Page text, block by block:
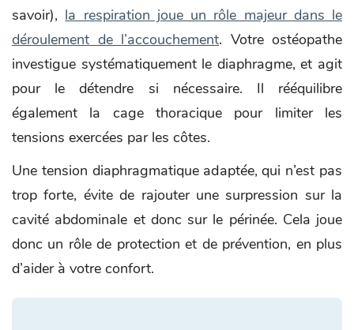
savoir), la respiration joue un rôle majeur dans le
déroulement de l’accouchement. Votre ostéopathe
investigue systématiquement le diaphragme, et agit
pour le détendre si nécessaire. Il rééquilibre
également la cage thoracique pour limiter les
tensions exercées par les côtes.
Une tension diaphragmatique adaptée, qui n’est pas
trop forte, évite de rajouter une surpression sur la
cavité abdominale et donc sur le périnée. Cela joue
donc un rôle de protection et de prévention, en plus
d’aider à votre confort.